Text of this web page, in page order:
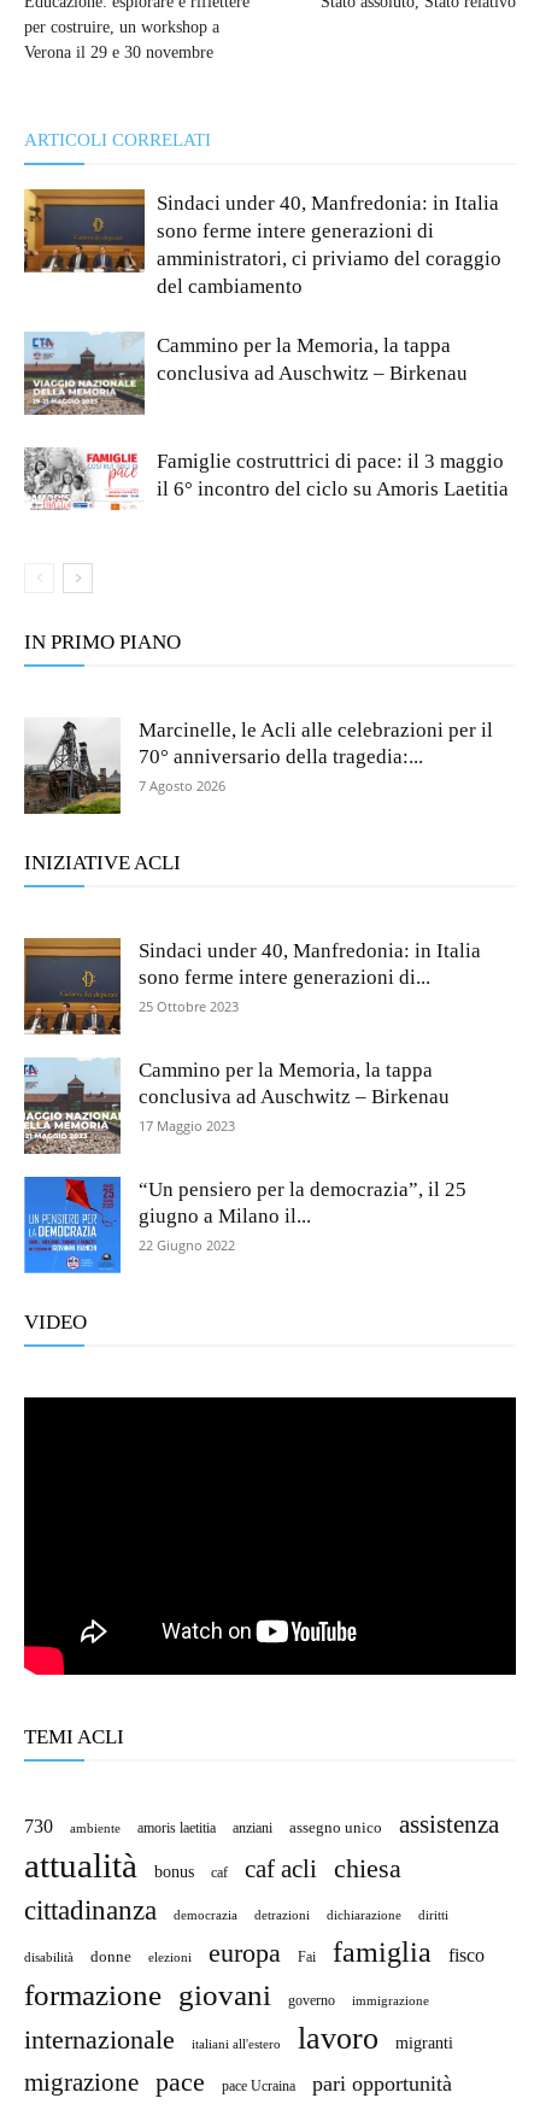
per costruire, un workshop a
Verona il 29 e 30 novembre
ARTICOLI CORRELATI
Sindaci under 40, Manfredonia: in Italia
sono ferme intere generazioni di
amministratori, ci priviamo del coraggio
del cambiamento
Cammino per la Memoria, la tappa
conclusiva ad Auschwitz – Birkenau
Famiglie costruttrici di pace: il 3 maggio
il 6° incontro del ciclo su Amoris Laetitia
IN PRIMO PIANO
Marcinelle, le Acli alle celebrazioni per il
70° anniversario della tragedia:...
7 Agosto 2026
INIZIATIVE ACLI
Sindaci under 40, Manfredonia: in Italia
sono ferme intere generazioni di...
25 Ottobre 2023
Cammino per la Memoria, la tappa
conclusiva ad Auschwitz – Birkenau
17 Maggio 2023
“Un pensiero per la democrazia”, il 25
giugno a Milano il...
22 Giugno 2022
VIDEO
TEMI ACLI
730 ambiente amoris laetitia anziani assegno unico assistenza
attualità bonus caf caf acli
chiesa
cittadinanza
democrazia detrazioni dichiarazione diritti
disabilità donne elezioni europa Fai famiglia fisco
formazione giovani governo immigrazione
internazionale italiani all'estero lavoro migranti
migrazione pace pace Ucraina pari opportunità